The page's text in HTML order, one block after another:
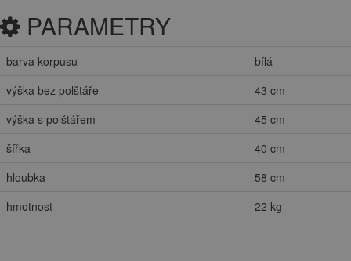
PARAMETRY
barva korpusu
bílá
výška bez polštáře
43 cm
výška s polštářem
45 cm
šířka
40 cm
hloubka
58 cm
hmotnost
22 kg